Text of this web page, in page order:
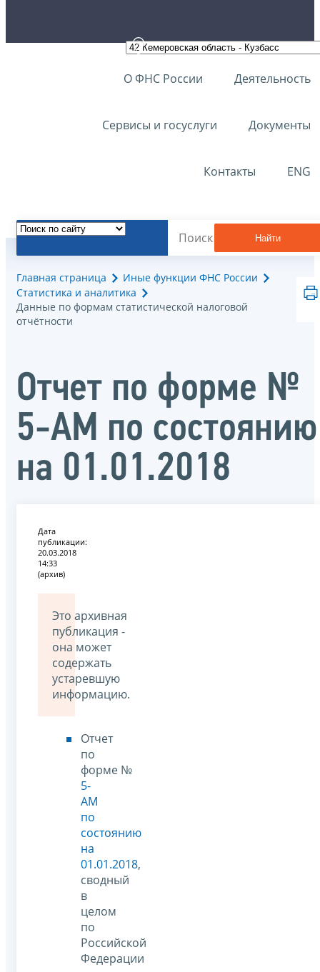
О ФНС России Деятельность
Сервисы и госуслуги Документы
Контакты ENG
Найти
Главная страница
Иные функции ФНС России
Статистика и аналитика
Данные по формам статистической налоговой
отчётности
Отчет по форме №
5-АМ по состоянию
на 01.01.2018
Дата
публикации:
20.03.2018
14:33
(архив)
Это архивная
публикация -
она может
содержать
устаревшую
информацию.
Отчет
по
форме №
5-
АМ
по
состоянию
на
01.01.2018,
сводный
в
целом
по
Российской
Федерации